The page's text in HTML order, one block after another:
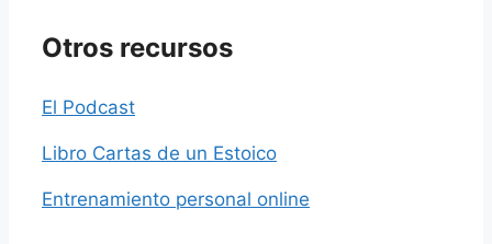
Otros recursos
El Podcast
Libro Cartas de un Estoico
Entrenamiento personal online